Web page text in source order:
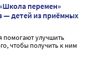
перемен»
— детей из приёмных
помогают улучшить
чтобы получить к ним